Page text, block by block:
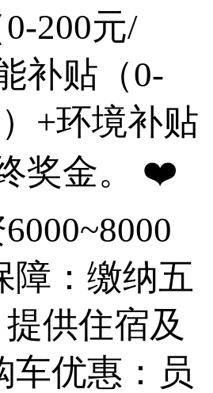
200元/
补贴（0-
+环境补贴
奖金。 ❤️
障：缴纳五
供住宿及
车优惠：员